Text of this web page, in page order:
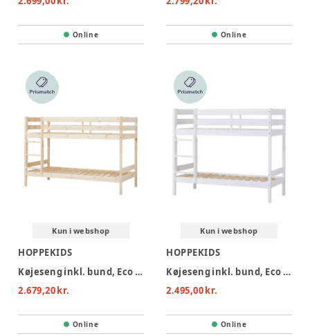
Online Online
Kun i webshop
HOPPEKIDS
Køjeseng inkl. bund, Eco Xomfort 90x200 cm - Natur
2.679,20 kr.
Online
Kun i webshop
HOPPEKIDS
Køjeseng inkl. bund, Eco comfort 70x160 cm. - Hvid
2.495,00 kr.
Online